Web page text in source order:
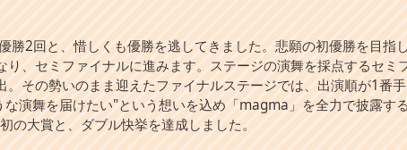
2回と、惜しくも優勝を逃してきました。悲願の初優勝を目指
、セミファイナルに進みます。ステージの演舞を採点するセミ
その勢いのまま迎えたファイナルステージでは、出演順が1番
演舞を届けたい"という想いを込め「magma」を全力で披露す
大賞と、ダブル快挙を達成しました。